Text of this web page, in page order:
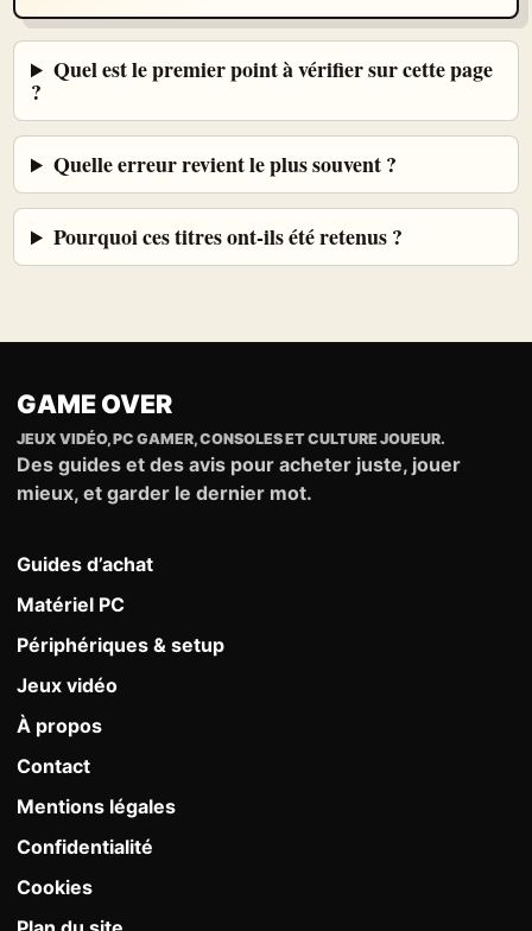
Quel est le premier point à vérifier sur cette page
?
Quelle erreur revient le plus souvent ?
Pourquoi ces titres ont-ils été retenus ?
GAME OVER
JEUX VIDÉO, PC GAMER, CONSOLES ET CULTURE JOUEUR.
Des guides et des avis pour acheter juste, jouer
mieux, et garder le dernier mot.
Guides d’achat
Matériel PC
Périphériques & setup
Jeux vidéo
À propos
Contact
Mentions légales
Confidentialité
Cookies